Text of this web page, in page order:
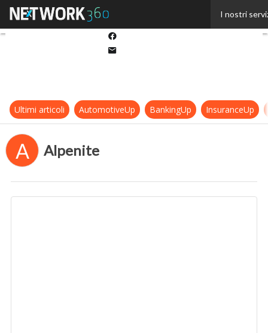
I nostri
Ultimi articoli AutomotiveUp BankingUp InsuranceUp
A Alpenite